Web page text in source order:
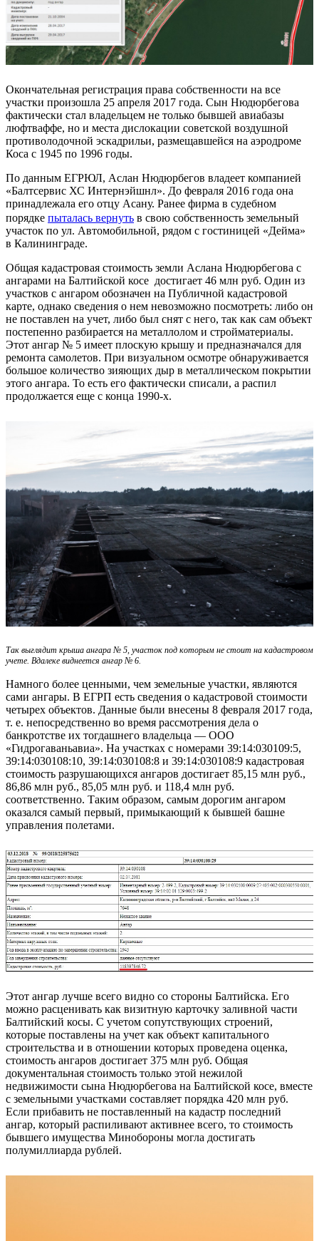
Окончательная регистрация права собственности на все
участки произошла 25 апреля 2017 года. Сын Нюдюрбегова
фактически стал владельцем не только бывшей авиабазы
люфтваффе, но и места дислокации советской воздушной
противолодочной эскадрильи, размещавшейся на аэродроме
Коса с 1945 по 1996 годы.
По данным ЕГРЮЛ, Аслан Нюдюрбегов владеет компанией
«Балтсервис ХС Интернэйшнл». До февраля 2016 года она
принадлежала его отцу Асану. Ранее фирма в судебном
порядке пыталась вернуть в свою собственность земельный
участок по ул. Автомобильной, рядом с гостиницей «Дейма»
в Калининграде.
Общая кадастровая стоимость земли Аслана Нюдюрбегова с
ангарами на Балтийской косе достигает 46 млн руб. Один из
участков с ангаром обозначен на Публичной кадастровой
карте, однако сведения о нем невозможно посмотреть: либо он
не поставлен на учет, либо был снят с него, так как сам объект
постепенно разбирается на металлолом и стройматериалы.
Этот ангар № 5 имеет плоскую крышу и предназначался для
ремонта самолетов. При визуальном осмотре обнаруживается
большое количество зияющих дыр в металлическом покрытии
этого ангара. То есть его фактически списали, а распил
продолжается еще с конца 1990-х.
Так выглядит крыша ангара № 5, участок под которым не стоит на кадастровом
учете. Вдалеке виднеется ангар № 6.
Намного более ценными, чем земельные участки, являются
сами ангары. В ЕГРП есть сведения о кадастровой стоимости
четырех объектов. Данные были внесены 8 февраля 2017 года,
т. е. непосредственно во время рассмотрения дела о
банкротстве их тогдашнего владельца — ООО
«Гидрогаваньавиа». На участках с номерами 39:14:030109:5,
39:14:030108:10, 39:14:030108:8 и 39:14:030108:9 кадастровая
стоимость разрушающихся ангаров достигает 85,15 млн руб.,
86,86 млн руб., 85,05 млн руб. и 118,4 млн руб.
соответственно. Таким образом, самым дорогим ангаром
оказался самый первый, примыкающий к бывшей башне
управления полетами.
Этот ангар лучше всего видно со стороны Балтийска. Его
можно расценивать как визитную карточку заливной части
Балтийский косы. С учетом сопутствующих строений,
которые поставлены на учет как объект капитального
строительства и в отношении которых проведена оценка,
стоимость ангаров достигает 375 млн руб. Общая
документальная стоимость только этой нежилой
недвижимости сына Нюдюрбегова на Балтийской косе, вместе
с земельными участками составляет порядка 420 млн руб.
Если прибавить не поставленный на кадастр последний
ангар, который распиливают активнее всего, то стоимость
бывшего имущества Минобороны могла достигать
полумиллиарда рублей.